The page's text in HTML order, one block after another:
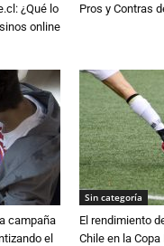
¿Qué lo
online
Pros y Contras
campaña
el
Sin categoría
El rendimiento
Chile en la